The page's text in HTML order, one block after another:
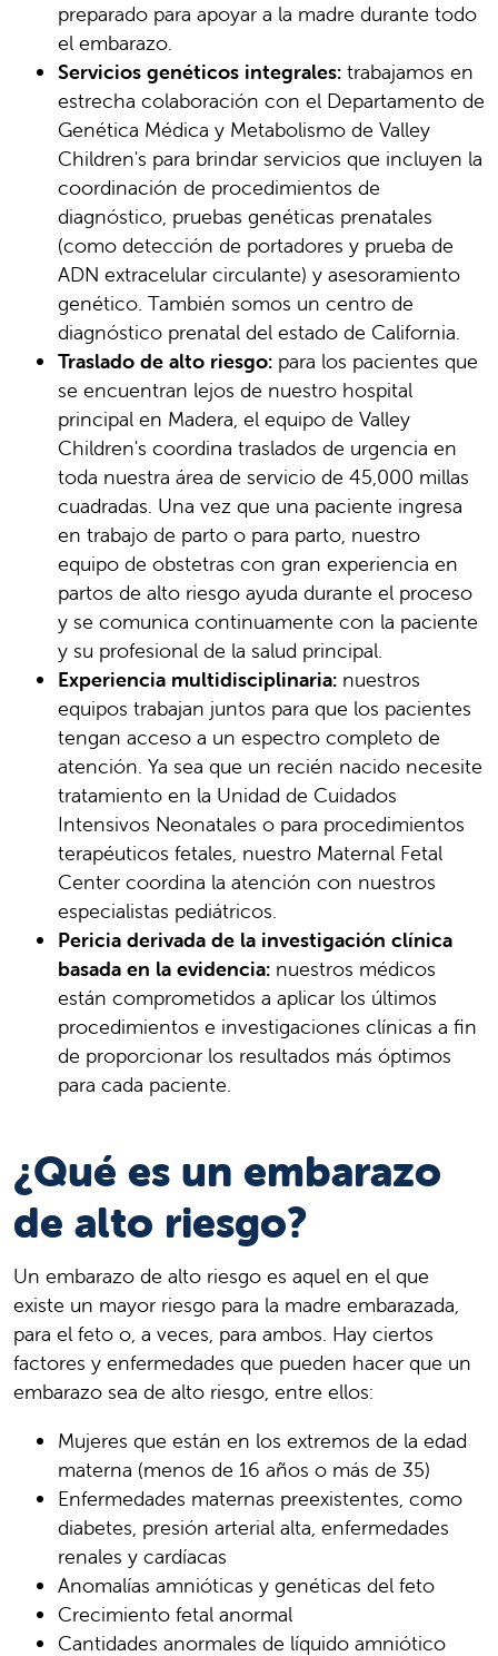
preparado para apoyar a la madre durante todo
el embarazo.
Servicios genéticos integrales: trabajamos en
estrecha colaboración con el Departamento de
Genética Médica y Metabolismo de Valley
Children's para brindar servicios que incluyen la
coordinación de procedimientos de
diagnóstico, pruebas genéticas prenatales
(como detección de portadores y prueba de
ADN extracelular circulante) y asesoramiento
genético. También somos un centro de
diagnóstico prenatal del estado de California.
Traslado de alto riesgo: para los pacientes que
se encuentran lejos de nuestro hospital
principal en Madera, el equipo de Valley
Children's coordina traslados de urgencia en
toda nuestra área de servicio de 45,000 millas
cuadradas. Una vez que una paciente ingresa
en trabajo de parto o para parto, nuestro
equipo de obstetras con gran experiencia en
partos de alto riesgo ayuda durante el proceso
y se comunica continuamente con la paciente
y su profesional de la salud principal.
Experiencia multidisciplinaria: nuestros
equipos trabajan juntos para que los pacientes
tengan acceso a un espectro completo de
atención. Ya sea que un recién nacido necesite
tratamiento en la Unidad de Cuidados
Intensivos Neonatales o para procedimientos
terapéuticos fetales, nuestro Maternal Fetal
Center coordina la atención con nuestros
especialistas pediátricos.
Pericia derivada de la investigación clínica
basada en la evidencia: nuestros médicos
están comprometidos a aplicar los últimos
procedimientos e investigaciones clínicas a fin
de proporcionar los resultados más óptimos
para cada paciente.
¿Qué es un embarazo
de alto riesgo?
Un embarazo de alto riesgo es aquel en el que
existe un mayor riesgo para la madre embarazada,
para el feto o, a veces, para ambos. Hay ciertos
factores y enfermedades que pueden hacer que un
embarazo sea de alto riesgo, entre ellos:
Mujeres que están en los extremos de la edad
materna (menos de 16 años o más de 35)
Enfermedades maternas preexistentes, como
diabetes, presión arterial alta, enfermedades
renales y cardíacas
Anomalías amnióticas y genéticas del feto
Crecimiento fetal anormal
Cantidades anormales de líquido amniótico